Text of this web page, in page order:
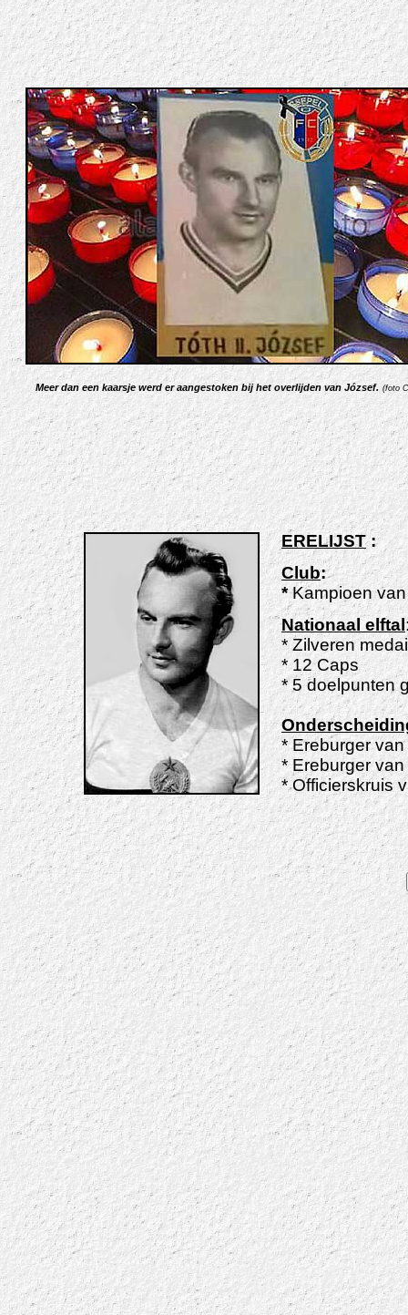
Meer dan een kaarsje werd er aangestoken bij het overlijden van József. (foto
ERELIJST:
Club:
*Kampioen
Nationaal elftal
* Zilveren
* 12 Caps
* 5 doelpunten
* Ereburger
* Ereburger
* Officierskruis